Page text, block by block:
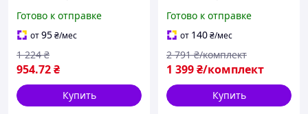
Готово к отправке
от95₴/мес
954.72₴
1 224 ₴
Купить
настольный вентилятор
для кемпинга, дачи,
палатки и блэкаута
Готово к отправке
от 140₴/мес
1 399₴/комплект
2 791 ₴/комплект
Купить